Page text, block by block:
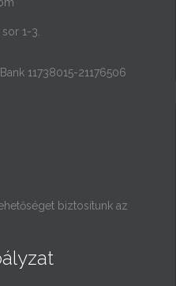
1-3.
11738015-21176506
biztosítunk az